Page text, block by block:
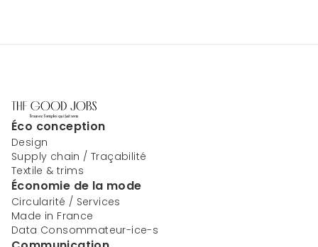
Éco conception
Design
Supply chain / Traçabilité
Textile & trims
Économie de la mode
Circularité / Services
Made in France
Data Consommateur-ice-s